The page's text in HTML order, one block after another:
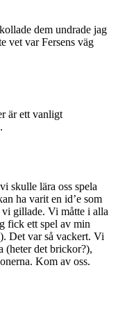
dem undrade jag
vet var Fersens väg
är ett vanligt
skulle lära oss spela
ha varit en id’e som
gillade. Vi måtte i alla
fick ett spel av min
Det var så vackert. Vi
(heter det brickor?),
Kom av oss.